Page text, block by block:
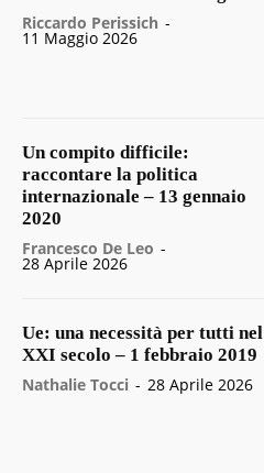
Riccardo Perissich -
11 Maggio 2026
Un compito difficile:
raccontare la politica
internazionale – 13 gennaio
2020
Francesco De Leo -
28 Aprile 2026
Ue: una necessità per tutti nel
XXI secolo – 1 febbraio 2019
Nathalie Tocci - 28 Aprile 2026